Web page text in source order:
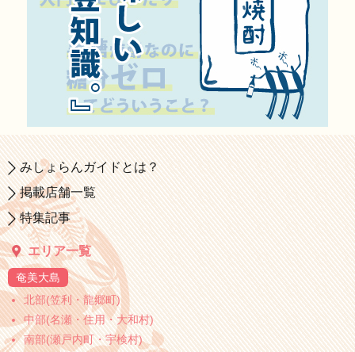
みしょらんガイドとは？
掲載店舗一覧
特集記事
エリア一覧
奄美大島
北部(笠利・龍郷町)
中部(名瀬・住用・大和村)
南部(瀬戸内町・宇検村)